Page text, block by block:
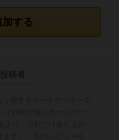
する
稿者